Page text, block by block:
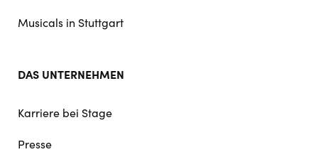
Musicals in Stuttgart
DAS UNTERNEHMEN
Karriere bei Stage
Presse